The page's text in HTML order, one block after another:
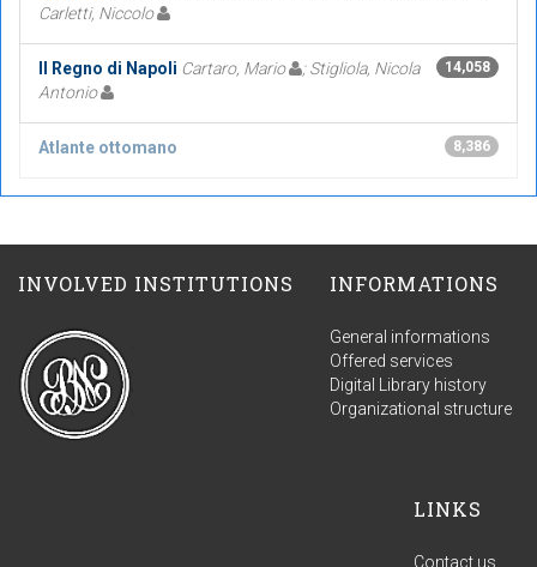
Carletti, Niccolo
14,058
Il Regno di Napoli Cartaro, Mario
; Stigliola, Nicola
Antonio
8,386
Atlante ottomano
INVOLVED INSTITUTIONS INFORMATIONS
General informations
Offered services
Digital Library history
Organizational structure
LINKS
Contact us